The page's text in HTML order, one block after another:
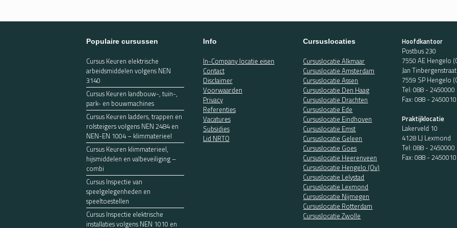
Populaire cursussen
Cursus Keuren elektrische
arbeidsmiddelen volgens NEN
3140
Cursus Keuren landbouw-, tuin-,
park- en bouwmachines
Cursus Keuren ladders, trappen en
rolsteigers volgens NEN 2484 en
NEN-EN 1004 – klimmaterieel
Cursus Keuren klimmaterieel,
hijsmiddelen en valbeveiliging –
combi
Cursus Inspectie van
speelgelegenheden en
speeltoestellen
Cursus Inspectie elektrische
installaties volgens NEN 1010 en
Info
In-Company locatie eisen
Contact
Disclaimer
Voorwaarden
Privacy
Referenties
Vacatures
Subsidies
Lid NRTO
Cursuslocaties
Cursuslocatie Alkmaar
Cursuslocatie Amsterdam
Cursuslocatie Assen
Cursuslocatie Den Haag
Cursuslocatie Drachten
Cursuslocatie Ede
Cursuslocatie Eindhoven
Cursuslocatie Emst
Cursuslocatie Geleen
Cursuslocatie Goes
Cursuslocatie Heerenveen
Cursuslocatie Hengelo (Ov)
Cursuslocatie Lelystad
Cursuslocatie Lexmond
Cursuslocatie Nijmegen
Cursuslocatie Rotterdam
Cursuslocatie Zwolle
Hoofdkantoor
Postbus 230
7550 AE Hengelo
Jan
7559 SP Hengelo
Tel:088 - 2450000
Fax: 088 - 2450010
Praktijklocatie
Lakerveld 10
4128 LJ Lexmond
Tel:088 - 2450000
Fax: 088 - 2450010